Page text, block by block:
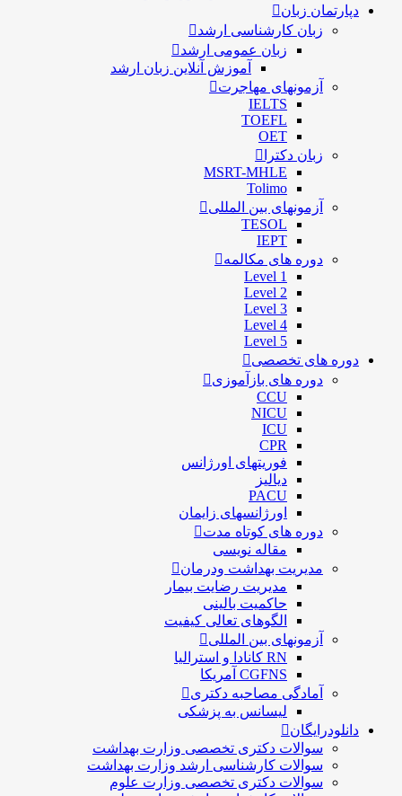
دپارتمان زبان
زبان کارشناسی ارشد
زبان عمومی ارشد
آموزش آنلاین زبان ارشد
آزمونهای مهاجرت
IELTS
TOEFL
OET
زبان دکترا
MSRT-MHLE
Tolimo
آزمونهای بین المللی
TESOL
IEPT
دوره های مکالمه
Level 1
Level 2
Level 3
Level 4
Level 5
دوره های تخصصی
دوره های بازآموزی
CCU
NICU
ICU
CPR
فوریتهای اورژانس
دیالیز
PACU
اورژانسهای زایمان
دوره های کوتاه مدت
مقاله نویسی
مدیریت بهداشت ودرمان
مديريت رضايت بيمار
حاكميت بالينی
الگوهای تعالی کيفيت
آزمونهای بین المللی
RN کانادا و استرالیا
CGFNS آمریکا
آمادگی مصاحبه دکتری
لیسانس به پزشکی
دانلودرایگان
سوالات دکتری تخصصی وزارت بهداشت
سوالات کارشناسی ارشد وزارت بهداشت
سوالات دکتری تخصصی وزارت علوم